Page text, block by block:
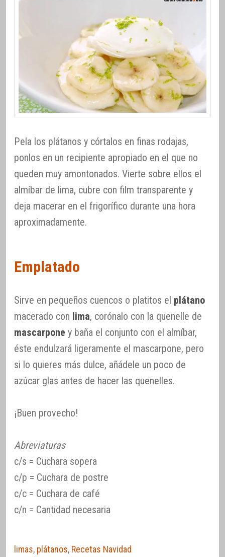
Pela los plátanos y córtalos en finas rodajas,
ponlos en un recipiente apropiado en el que no
queden muy amontonados. Vierte sobre ellos el
almíbar de lima, cubre con film transparente y
deja macerar en el frigorífico durante una hora
aproximadamente.
Emplatado
Sirve en pequeños cuencos o platitos el plátano
macerado con lima, corónalo con la quenelle de
mascarpone y baña el conjunto con el almíbar,
éste endulzará ligeramente el mascarpone, pero
si lo quieres más dulce, añádele un poco de
azúcar glas antes de hacer las quenelles.
¡Buen provecho!
Abreviaturas
c/s = Cuchara sopera
c/p = Cuchara de postre
c/c = Cuchara de café
c/n = Cantidad necesaria
limas, plátanos, Recetas Navidad